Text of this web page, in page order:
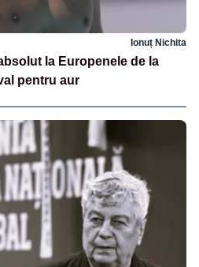
Ionuț Nichita
la Europenele de la
pentru aur